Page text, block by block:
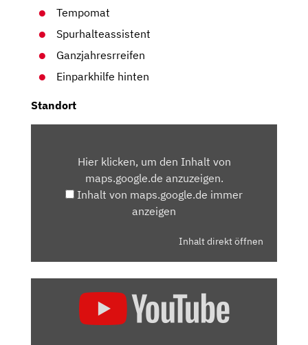
Tempomat
Spurhalteassistent
Ganzjahresrreifen
Einparkhilfe hinten
Standort
MAPS.GOOGLE.DEHier klicken, um den Inhalt von
maps.google.de anzuzeigen.
Inhalt von maps.google.de immer
anzeigen
Inhalt direkt öffnen